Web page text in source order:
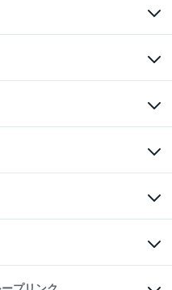
ー
用の相談・お問い合わせ窓口）
ライダルクラブ